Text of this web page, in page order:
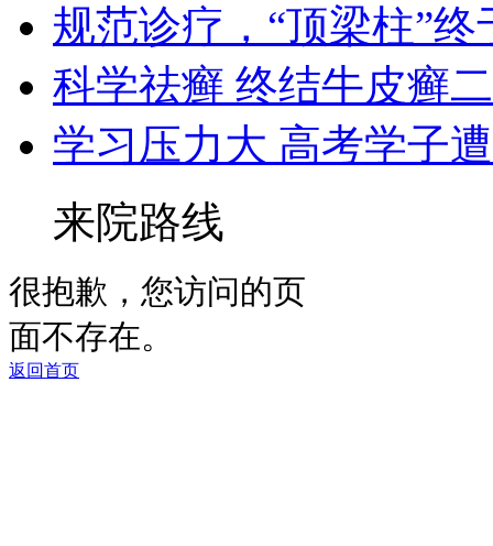
规范诊疗，“顶梁柱”终
科学祛癣 终结牛皮癣
学习压力大 高考学子
来院路线